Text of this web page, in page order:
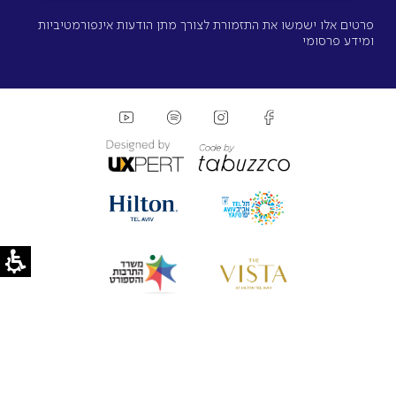
פרטים אלו ישמשו את התזמורת לצורך מתן הודעות אינפורמטיביות
ומידע פרסומי